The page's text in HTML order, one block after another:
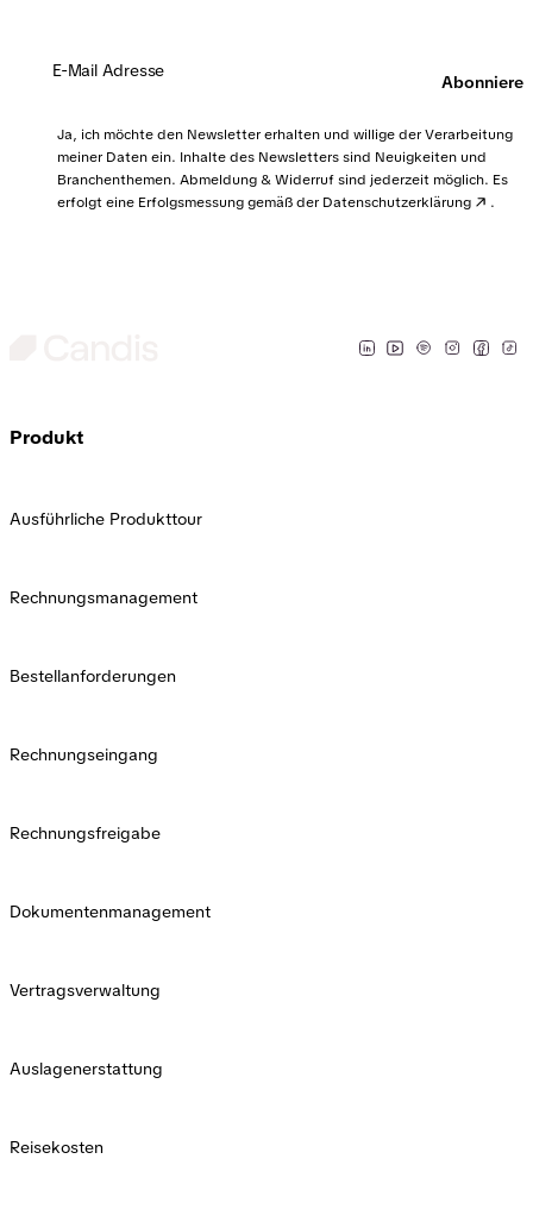
Abonnieren
Ja, ich möchte den Newsletter erhalten und willige der Verarbeitung
meiner Daten ein. Inhalte des Newsletters sind Neuigkeiten und
Branchenthemen. Abmeldung & Widerruf sind jederzeit möglich. Es
erfolgt eine Erfolgsmessung gemäß der Datenschutzerklärung
Produkt
Ausführliche Produkttour
Rechnungsmanagement
Bestellanforderungen
Rechnungseingang
Rechnungsfreigabe
Dokumentenmanagement
Vertragsverwaltung
Auslagenerstattung
Reisekosten